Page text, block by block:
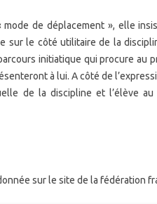
de déplacement », elle
sur le côté utilitaire de la
initiatique qui procure au
à lui. A côté de
de la discipline et l’élève
sur le site de la fédération